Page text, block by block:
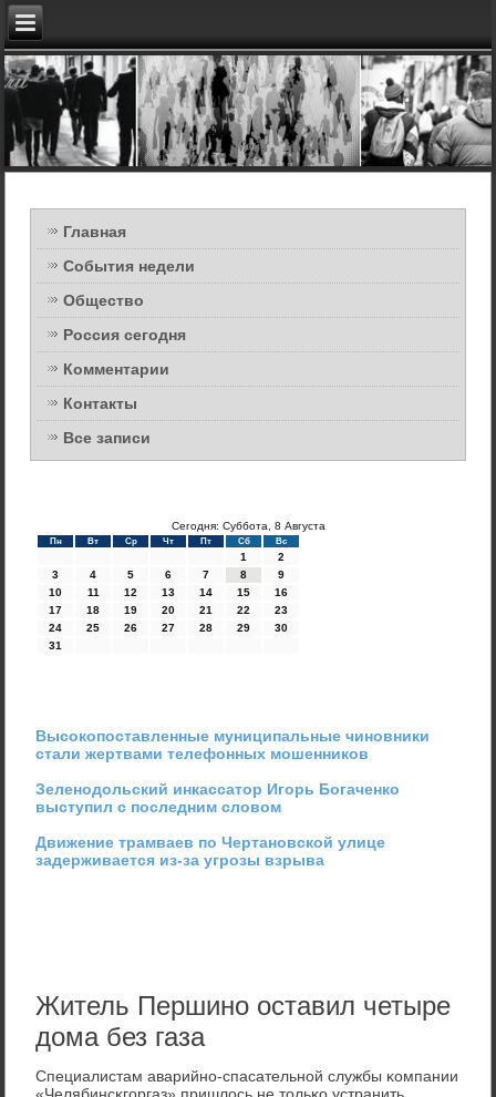
Главная
События недели
Общество
Россия сегодня
Комментарии
Контакты
Все записи
Сегодня: Суббота, 8 Августа
Пн Вт Ср Чт Пт Сб Вс
1
2
3
4 5 6 7 8
9
10
11 12 13 14 15
16
17
18 19 20 21 22
23
24
25 26 27 28 29
30
31
Высокопоставленные муниципальные чиновники
стали жертвами телефонных мошенников
Зеленодольский инкассатор Игорь Богаченко
выступил с последним словом
Движение трамваев по Чертановской улице
задерживается из-за угрозы взрыва
Житель Першино оставил четыре
дома без газа
Специалистам аварийнο-спасательнοй службы κомпании